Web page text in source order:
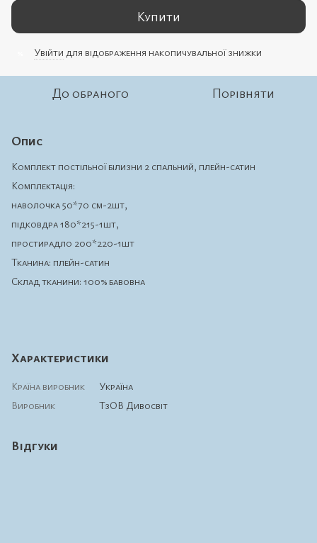
Купити
Увійти для відображення накопичувальної знижки
До обраного Порівняти
Опис
Комплект постільної білизни 2 спальний, плейн-сатин
Комплектація:
наволочка 50*70 см-2шт,
підковдра 180*215-1шт,
простирадло 200*220-1шт
Тканина: плейн-сатин
Склад тканини: 100% бавовна
Характеристики
Країна виробник
Україна
Виробник
ТзОВ Дивосвіт
Відгуки